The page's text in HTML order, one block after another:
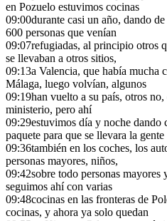
en Pozuelo estuvimos cocinas
09:00durante casi un año, dando
600 personas que venían
09:07refugiadas, al principio otros
se llevaban a otros sitios,
09:13a Valencia, que había mucha
Málaga, luego volvían, algunos
09:19han vuelto a su país, otros
ministerio, pero ahí
09:29estuvimos día y noche dando
paquete para que se llevara la gente
09:36también en los coches, los
personas mayores, niños,
09:42sobre todo personas mayores
seguimos ahí con varias
09:48cocinas en las fronteras de
cocinas, y ahora ya solo quedan